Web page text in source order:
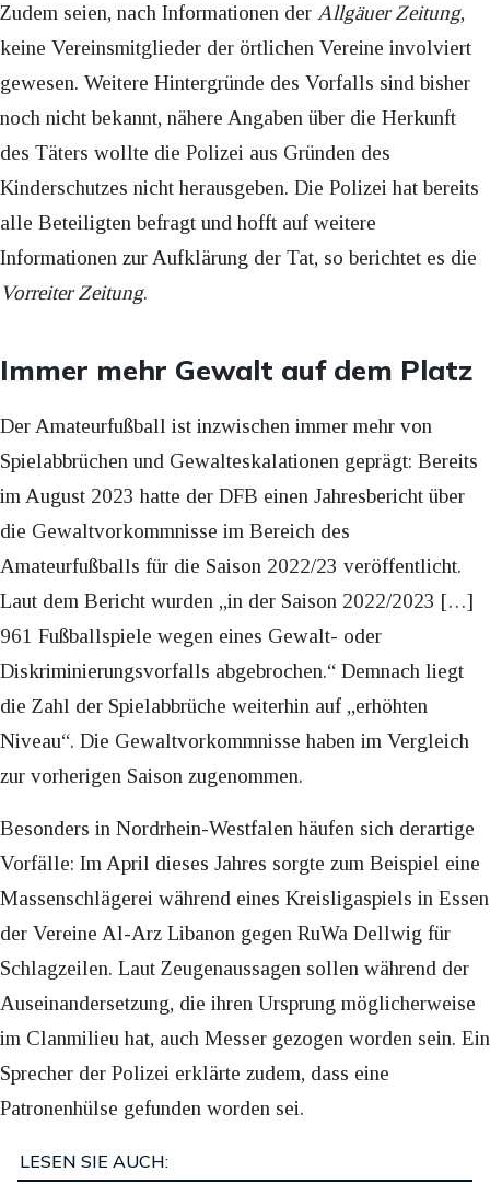
Zudem seien, nach Informationen der Allgäuer Zeitung,
keine Vereinsmitglieder der örtlichen Vereine involviert
gewesen. Weitere Hintergründe des Vorfalls sind bisher
noch nicht bekannt, nähere Angaben über die Herkunft
des Täters wollte die Polizei aus Gründen des
Kinderschutzes nicht herausgeben. Die Polizei hat bereits
alle Beteiligten befragt und hofft auf weitere
Informationen zur Aufklärung der Tat, so berichtet es die
Vorreiter Zeitung.
Immer mehr Gewalt auf dem Platz
Der Amateurfußball ist inzwischen immer mehr von
Spielabbrüchen und Gewalteskalationen geprägt: Bereits
im August 2023 hatte der DFB einen Jahresbericht über
die Gewaltvorkommnisse im Bereich des
Amateurfußballs für die Saison 2022/23 veröffentlicht.
Laut dem Bericht wurden „in der Saison 2022/2023 […]
961 Fußballspiele wegen eines Gewalt- oder
Diskriminierungsvorfalls abgebrochen.“ Demnach liegt
die Zahl der Spielabbrüche weiterhin auf „erhöhten
Niveau“. Die Gewaltvorkommnisse haben im Vergleich
zur vorherigen Saison zugenommen.
Besonders in Nordrhein-Westfalen häufen sich derartige
Vorfälle: Im April dieses Jahres sorgte zum Beispiel eine
Massenschlägerei während eines Kreisligaspiels in Essen
der Vereine Al-Arz Libanon gegen RuWa Dellwig für
Schlagzeilen. Laut Zeugenaussagen sollen während der
Auseinandersetzung, die ihren Ursprung möglicherweise
im Clanmilieu hat, auch Messer gezogen worden sein. Ein
Sprecher der Polizei erklärte zudem, dass eine
Patronenhülse gefunden worden sei.
LESEN SIE AUCH: